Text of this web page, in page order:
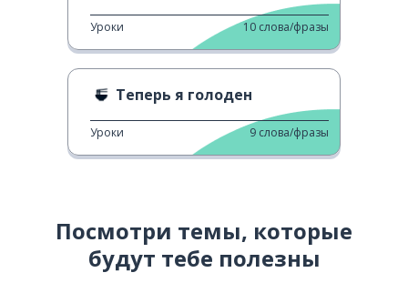
Уроки 10 слова/фразы
Теперь я голоден
Уроки 9 слова/фразы
Посмотри темы, которые
будут тебе полезны